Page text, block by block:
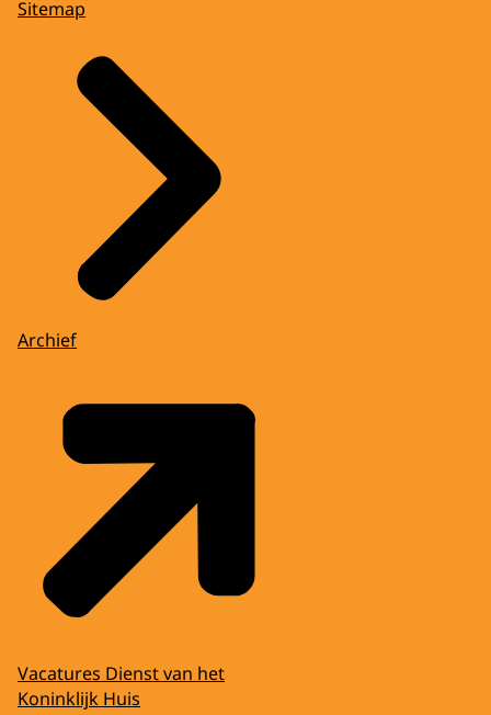
Sitemap
Archief
Vacatures Dienst van het
Koninklijk Huis